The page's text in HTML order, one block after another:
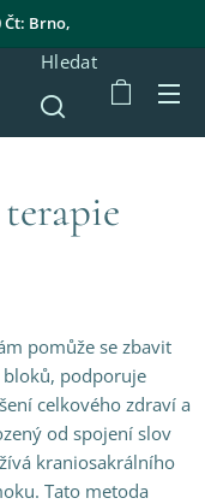
Čt: Brno,
Hledat
pomůže se zbavit
bloků, podporuje
celkového zdraví a
od spojení slov
kraniosakrálního
Tato metoda